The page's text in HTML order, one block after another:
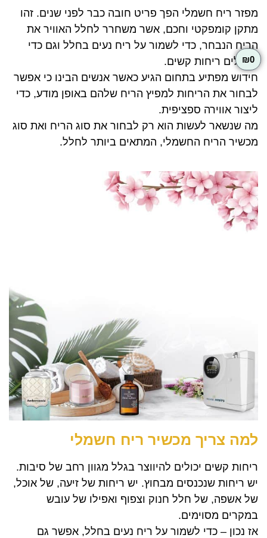
מפזר ריח חשמלי הפך פריט חובה כבר לפני שנים. זהו
מתקן קומפקטי וחכם, אשר משחרר לחלל האוויר את
הריח הנבחר, כדי לשמור על ריח נעים בחלל וגם כדי
להעלים ריחות קשים.
חידוש מפתיע בתחום הגיע כאשר אנשים הבינו כי אפשר
לבחור את הריחות למפיץ הריח שלהם באופן מודע, כדי
ליצור אווירה ספציפית.
מה שנשאר לעשות הוא רק לבחור את סוג הריח ואת סוג
מכשיר הריח החשמלי, המתאים ביותר לחלל.
למה צריך מכשיר ריח חשמלי
ריחות קשים יכולים להיווצר בגלל מגוון רחב של סיבות.
יש ריחות שנכנסים מבחוץ. יש ריחות של זיעה, של אוכל,
של אשפה, של חלל חנוק וצפוף ואפילו של עובש
במקרים מסוימים.
אז נכון – כדי לשמור על ריח נעים בחלל, אפשר גם
₪0